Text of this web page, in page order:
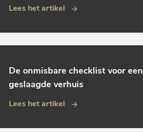
Lees het artikel
De onmisbare checklist voor een
geslaagde verhuis
Lees het artikel